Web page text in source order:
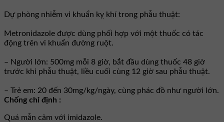
Dự phòng nhiễm vi khuẩn kỵ khí trong phẫu thuật:
Metronidazole được dùng phối hợp với một thuốc có tác
động trên vi khuẩn đường ruột.
– Người lớn: 500mg mỗi 8 giờ, bắt đầu dùng thuốc 48 giờ
trước khi phẫu thuật, liều cuối cùng 12 giờ sau phẫu thuật.
– Trẻ em: 20 đến 30mg/kg/ngày, cùng phác đồ như người lớn.
Chống chỉ định :
Quá mẫn cảm với imidazole.